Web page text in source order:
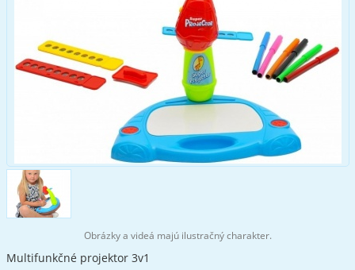
Obrázky a videá majú ilustračný charakter.
Multifunkčné projektor 3v1